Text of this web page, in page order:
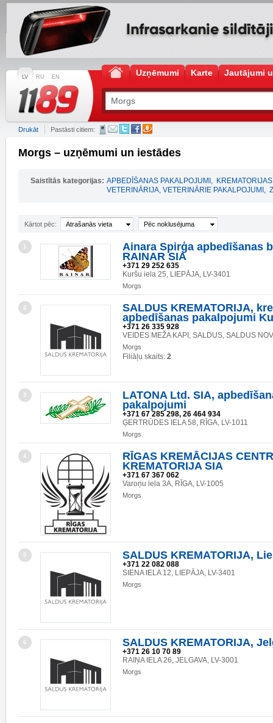
LV RU EN Uzņēmumi Karte Jautājumi
Drukāt Pastāsti citiem:
Morgs – uzņēmumi un iestādes
Saistītās kategorijas: APBEDĪŠANAS PAKALPOJUMI ,
VETERINĀRIJA, VETERINĀRIE PAKALPOJUMI ,
Kārtot pēc: Atrašanās vieta Pēc noklusējuma
1
Ainara Spirģa apbedīšanas
RAINAR SIA
+371 29 252 635
Kuršu iela 25, LIEPĀJA, LV-3401
Morgs
2
SALDUS KREMATORIJA,
apbedīšanas pakalpojumi
+371 26 335 928
VEIDES MEŽA KAPI, SALDUS, SALDUS
Morgs
Filiāļu skaits: 2
3
LATONA Ltd. SIA,
pakalpojumi
+371 67 285 298, 26 464 934
ĢERTRŪDES IELA 58, RĪGA, LV-1011
Morgs
4
RĪGAS KREMĀCIJAS
KREMATORIJA SIA
+371 67 367 062
Varoņu iela 3A, RĪGA, LV-1005
Morgs
5 SALDUS KREMATORIJA,
+371 22 082 088
SIENA IELA 12, LIEPĀJA, LV-3401
Morgs
6 SALDUS KREMATORIJA,
+371 26 10 70 89
RAIŅA IELA 26, JELGAVA, LV-3001
Morgs